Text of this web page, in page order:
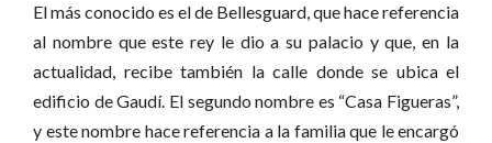
El más conocido es el de Bellesguard, que hace referencia
al nombre que este rey le dio a su palacio y que, en la
actualidad, recibe también la calle donde se ubica el
edificio de Gaudí. El segundo nombre es “Casa Figueras”,
y este nombre hace referencia a la familia que le encargó